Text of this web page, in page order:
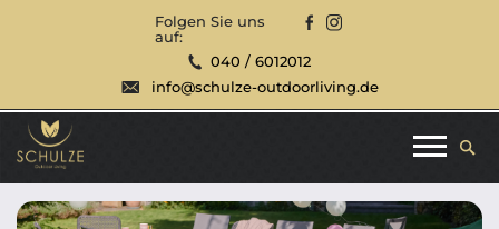
Folgen Sie uns
auf:
040 / 6012012
info@schulze-outdoorliving.de